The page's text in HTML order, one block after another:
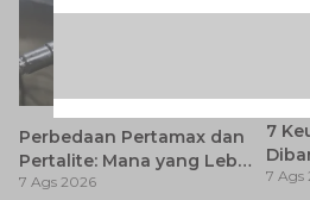
Perbedaan Pertamax dan
Pertalite: Mana yang Lebih
Baik untuk Mobil Toyota
7 Ags 2026
7
7 Ags